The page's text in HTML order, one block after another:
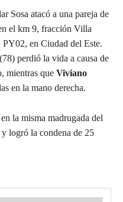
Sosa atacó a una pareja de
el km 9, fracción Villa
en Ciudad del Este.
(78) perdió la vida a causa de
mientras que Viviano
en la mano derecha.
la misma madrugada del
logró la condena de 25